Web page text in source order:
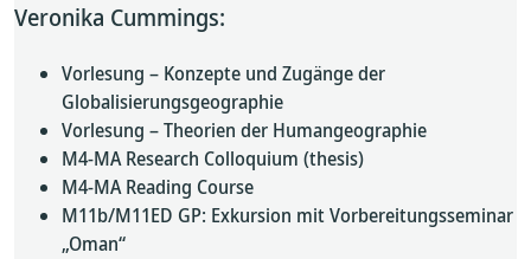
Veronika Cummings:
Vorlesung – Konzepte und Zugänge der
Globalisierungsgeographie
Vorlesung – Theorien der Humangeographie
M4-MA Research Colloquium (thesis)
M4-MA Reading Course
M11b/M11ED GP: Exkursion mit Vorbereitungsseminar
„Oman“